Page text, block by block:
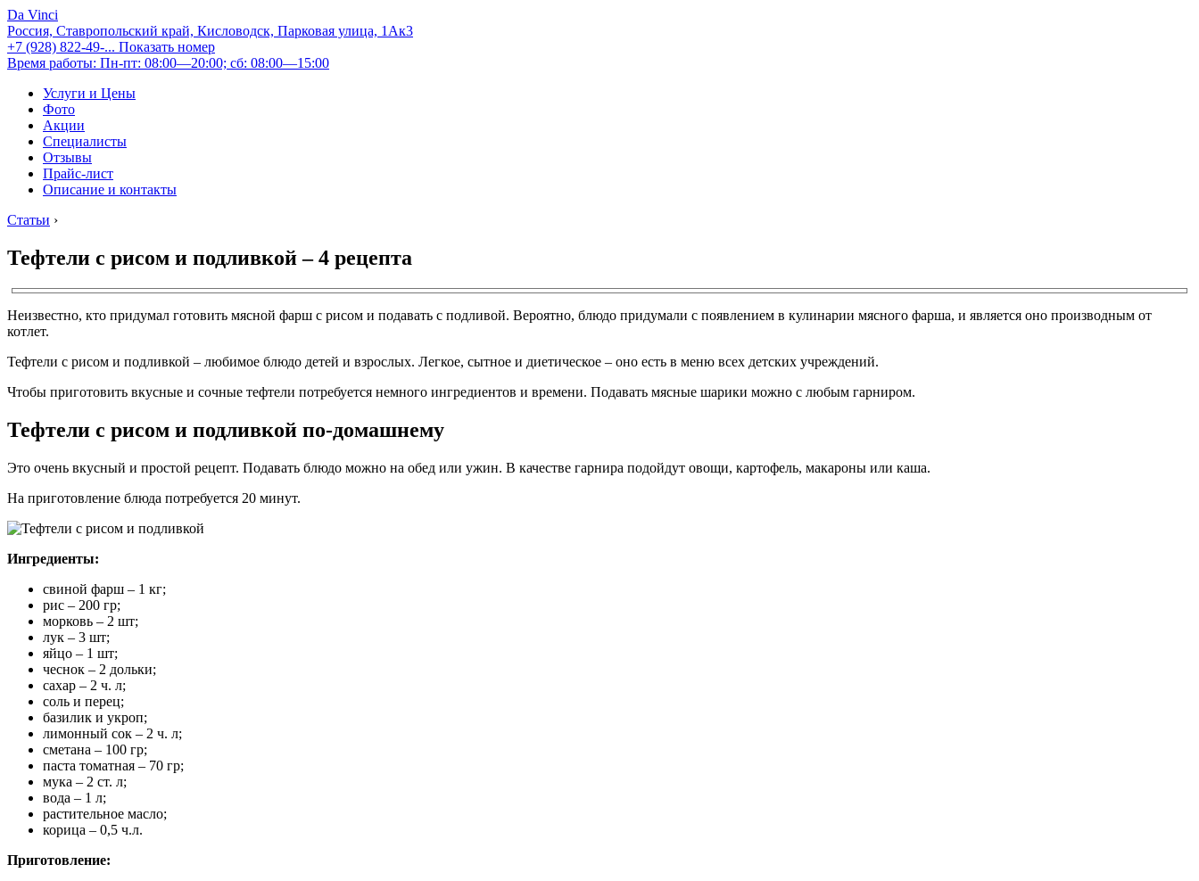
Da Vinci
Россия, Ставропольский край, Кисловодск, Парковая улица, 1Ак3
+7 (928) 822-49-... Показать номер
Время работы: Пн-пт: 08:00—20:00; сб: 08:00—15:00
Услуги и Цены
Фото
Акции
Специалисты
Отзывы
Прайс-лист
Описание и контакты
Статьи ›
Тефтели с рисом и подливкой – 4 рецепта
Неизвестно, кто придумал готовить мясной фарш с рисом и подавать с подливой. Вероятно, блюдо придумали с появлением в кулинарии мясного фарша, и является оно производным от
котлет.
Тефтели с рисом и подливкой – любимое блюдо детей и взрослых. Легкое, сытное и диетическое – оно есть в меню всех детских учреждений.
Чтобы приготовить вкусные и сочные тефтели потребуется немного ингредиентов и времени. Подавать мясные шарики можно с любым гарниром.
Тефтели с рисом и подливкой по-домашнему
Это очень вкусный и простой рецепт. Подавать блюдо можно на обед или ужин. В качестве гарнира подойдут овощи, картофель, макароны или каша.
На приготовление блюда потребуется 20 минут.
Ингредиенты:
свиной фарш – 1 кг;
рис – 200 гр;
морковь – 2 шт;
лук – 3 шт;
яйцо – 1 шт;
чеснок – 2 дольки;
сахар – 2 ч. л;
соль и перец;
базилик и укроп;
лимонный сок – 2 ч. л;
сметана – 100 гр;
паста томатная – 70 гр;
мука – 2 ст. л;
вода – 1 л;
растительное масло;
корица – 0,5 ч.л.
Приготовление: